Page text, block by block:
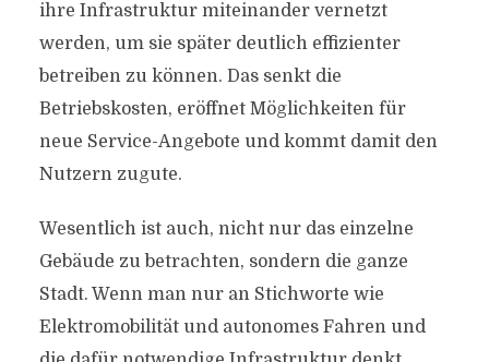
ihre Infrastruktur miteinander vernetzt
werden, um sie später deutlich effizienter
betreiben zu können. Das senkt die
Betriebskosten, eröffnet Möglichkeiten für
neue Service-Angebote und kommt damit den
Nutzern zugute.
Wesentlich ist auch, nicht nur das einzelne
Gebäude zu betrachten, sondern die ganze
Stadt. Wenn man nur an Stichworte wie
Elektromobilität und autonomes Fahren und